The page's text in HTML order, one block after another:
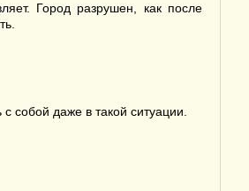
Город разрушен, как после
собой даже в такой ситуации.